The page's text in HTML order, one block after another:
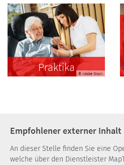
© Adobe Stock
Praktika
Empfohlener externer Inhalt
An dieser Stelle finden Sie eine
welche über den Dienstleister